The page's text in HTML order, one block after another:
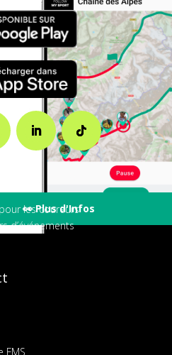
👀 Plus d'Infos
les coureurs
d’événements
FMS